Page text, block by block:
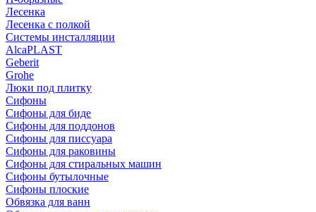
Лесенка
Лесенка с полкой
Системы инсталляции
AlcaPLAST
Geberit
Grohe
Люки под плитку
Сифоны
Сифoны для биде
Сифoны для поддонов
Сифoны для писсуара
Сифоны для раковины
Сифоны для стиральных машин
Сифоны бутылочные
Сифоны плоские
Обвязка для ванн